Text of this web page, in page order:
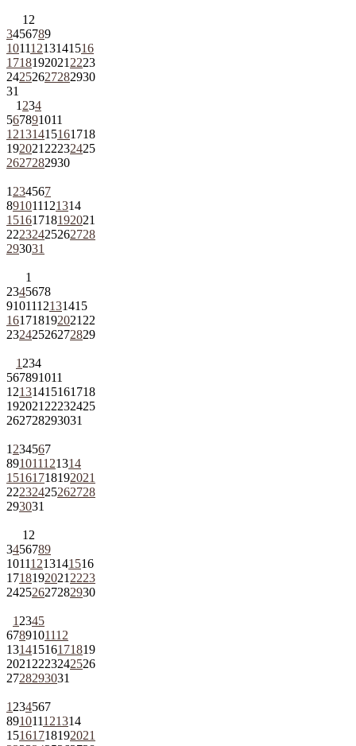
1 2
3456789
10111213141516
1718192021 2223
24252627282930
31
1 234
567891011
12131415161718
192021 22232425
2627282930
1 234567
891011121314
15161718192021
22232425262728
293031
1
2345678
9101112131415
161718192021 22
23242526272829
1 234
567891011
12131415161718
192021 22232425
262728293031
1 234567
891011121314
15161718192021
22232425262728
293031
1 2
3456789
10111213141516
1718192021 2223
24252627282930
1 2345
6789101112
13141516171819
2021 2223242526
2728293031
1 234567
891011121314
15161718192021